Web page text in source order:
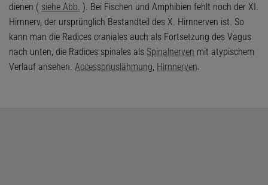
dienen ( siehe Abb. ). Bei Fischen und Amphibien fehlt noch der XI.
Hirnnerv, der ursprünglich Bestandteil des X. Hirnnerven ist. So
kann man die Radices craniales auch als Fortsetzung des Vagus
nach unten, die Radices spinales als Spinalnerven mit atypischem
Verlauf ansehen. Accessoriuslähmung, Hirnnerven.